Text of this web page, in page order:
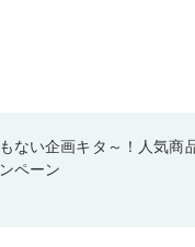
ない企画キタ～！人気商
ペーン